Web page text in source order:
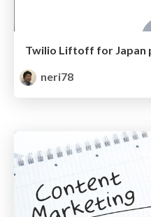
neri78